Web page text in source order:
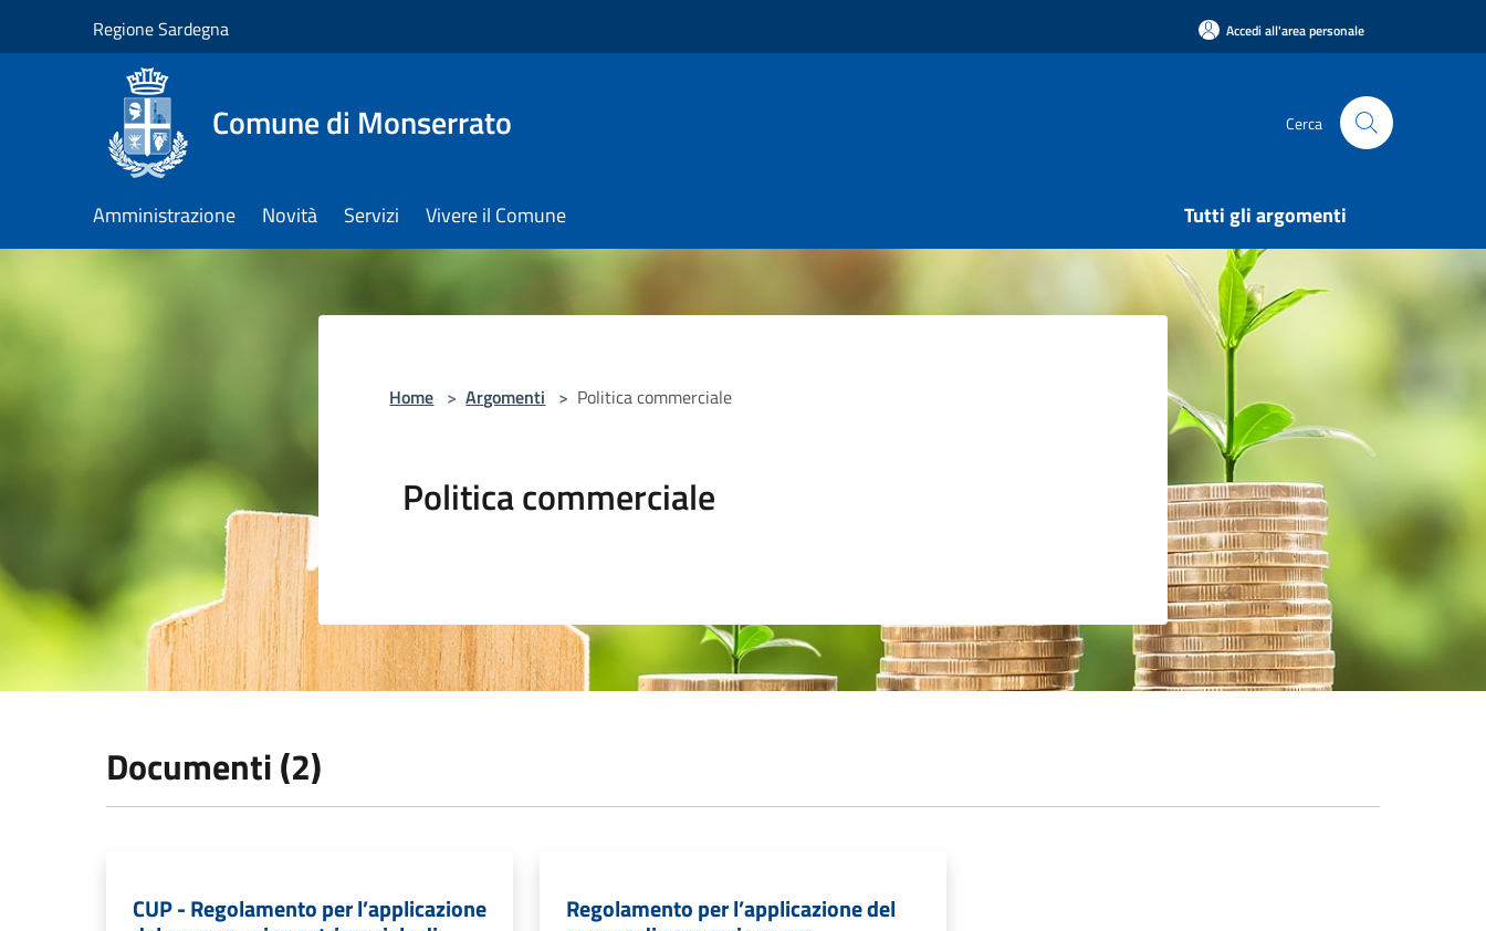
Regione Sardegna Accedi all'area personale
Comune di Monserrato Cerca
Amministrazione Novità Servizi Vivere il Comune Tutti gli argomenti
Home > Argomenti > Politica commerciale
Politica commerciale
Documenti (2)
CUP - Regolamento per l’applicazione Regolamento per l’applicazione del